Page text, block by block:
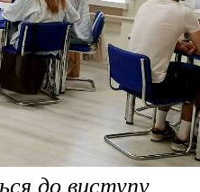
до виступу